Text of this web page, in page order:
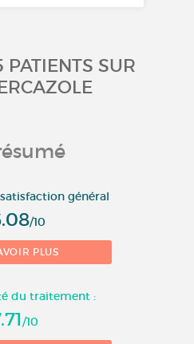
PATIENTS SUR
général
/10
PLUS
du traitement :
/10